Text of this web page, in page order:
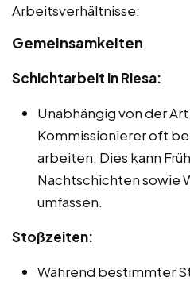
Arbeitsverhältnisse:
Gemeinsamkeiten
Schichtarbeit in Riesa:
Unabhängig von der
Kommissionierer oft
arbeiten. Dies kann
Nachtschichten sowie
umfassen.
Stoßzeiten:
Während bestimmter